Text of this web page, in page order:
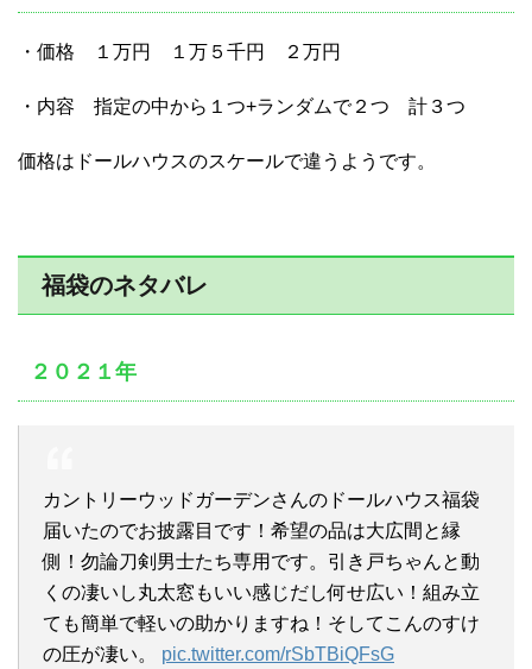
・価格 １万円 １万５千円 ２万円
・内容 指定の中から１つ+ランダムで２つ 計３つ
価格はドールハウスのスケールで違うようです。
福袋のネタバレ
２０２１年
カントリーウッドガーデンさんのドールハウス福袋
届いたのでお披露目です！希望の品は大広間と縁
側！勿論刀剣男士たち専用です。引き戸ちゃんと動
くの凄いし丸太窓もいい感じだし何せ広い！組み立
ても簡単で軽いの助かりますね！そしてこんのすけ
の圧が凄い。 pic.twitter.com/rSbTBiQFsG